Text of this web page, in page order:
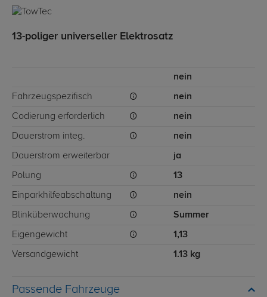
13-poliger universeller Elektrosatz
nein
Fahrzeugspezifisch nein
Codierung erforderlich nein
Dauerstrom integ. nein
Dauerstrom erweiterbar ja
Polung 13
Einparkhilfeabschaltung nein
Blinküberwachung Summer
Eigengewicht 1,13
Versandgewicht 1.13 kg
Passende Fahrzeuge